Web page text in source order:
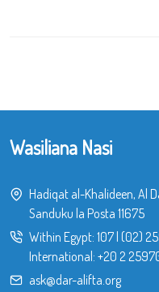
Wasiliana Nasi
Hadiqat al-Khalideen, Al
Sanduku la Posta 11675
Within Egypt: 107| (02)
International: +20 2
ask@dar-alifta.org